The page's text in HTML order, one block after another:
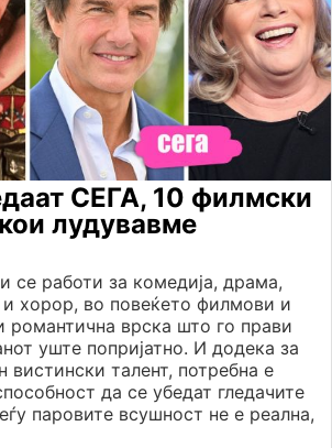
СЕГА, 10 филмски
лудувавме
се работи за комедија, драма,
хорор, во повеќето филмови и
романтична врска што го прави
уште попријатно. И додека за
вистински талент, потребна е
да се убедат гледачите
паровите всушност не е реална,